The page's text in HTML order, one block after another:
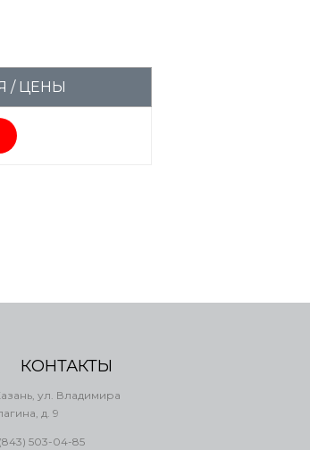
/ ЦЕНЫ
КОНТАКТЫ
ул. Владимира
д. 9
503-04-85